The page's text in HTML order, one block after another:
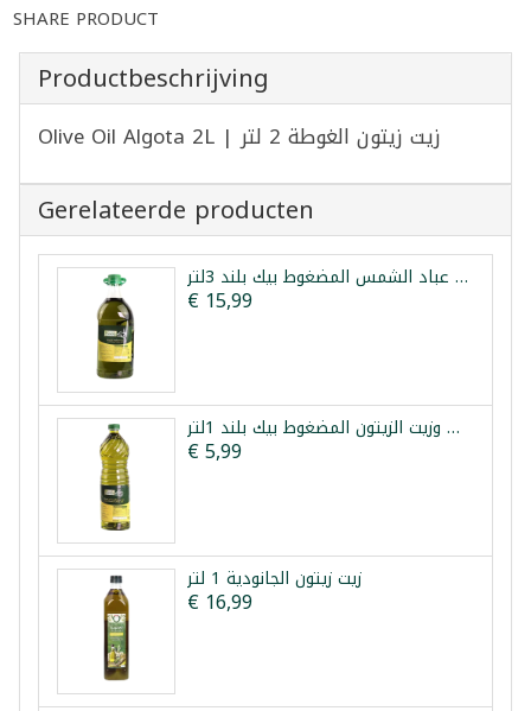
SHARE PRODUCT
Productbeschrijving
Olive Oil Algota 2L | زيت زيتون الغوطة 2 لتر
Gerelateerde producten
زيت الزيتون زيت عباد الشمس المضغوط بيك بلند 3لتر
€ 15,99
زيت عباد الشمس وزيت الزيتون المضغوط بيك بلند 1لتر
€ 5,99
زيت زيتون الجانودية 1 لتر
€ 16,99